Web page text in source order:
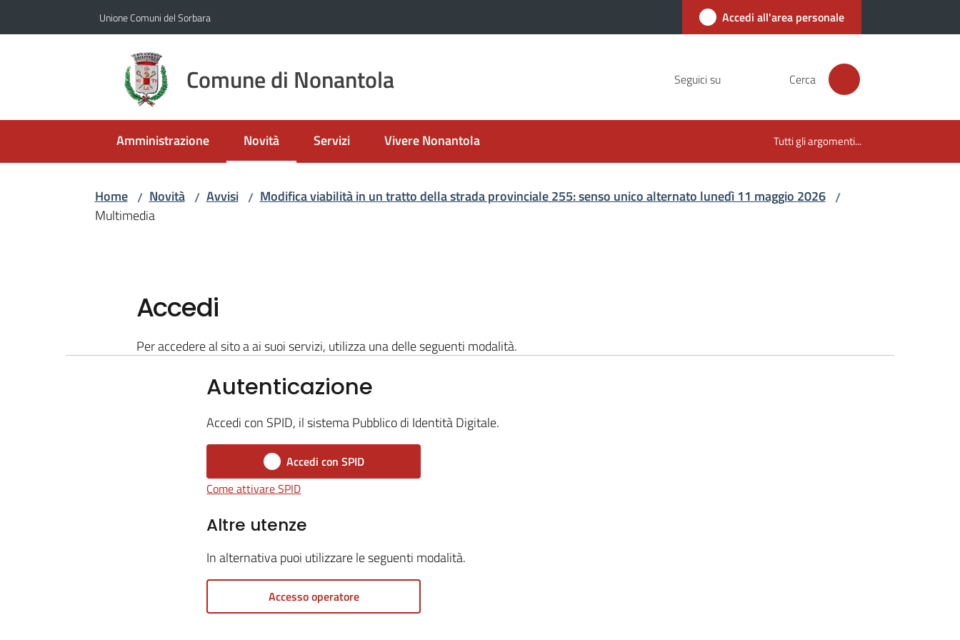
Unione Comuni del Sorbara Accedi all'area personale
Comune di Nonantola Seguici su Cerca
Amministrazione Novità
Menu selezionato
Servizi Vivere Nonantola Tutti gli argomenti...
Home / Novità / Avvisi / Modifica viabilità in un tratto della strada provinciale 255: senso unico alternato lunedì 11 maggio 2026 /
Multimedia
Accedi
Per accedere al sito a ai suoi servizi, utilizza una delle seguenti modalità.
Autenticazione
Accedi con SPID, il sistema Pubblico di Identità Digitale.
Accedi con SPID
Come attivare SPID
Altre utenze
In alternativa puoi utilizzare le seguenti modalità.
Accesso operatore